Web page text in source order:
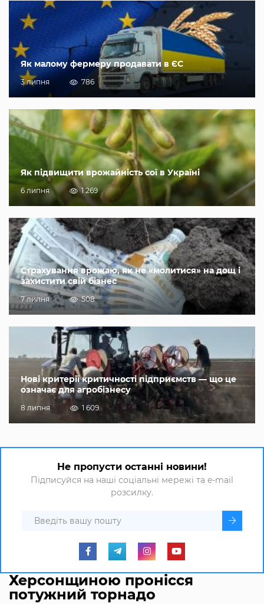
Як малому фермеру продавати в ЄС
3 липня 786
Як підвищити врожайність сої в Україні
6 липня 1 269
Страхування врожаю, як не «молитися» на дощ і
захистити свій бізнес
7 липня 508
Нові критерії критичності підприємств — що це
означає для агробізнесу
8 липня 1 609
Не пропусти останні новини!
Підписуйся на наші соціальні мережі та e-mail
розсилку.
Херсонщиною пронісся
потужний торнадо